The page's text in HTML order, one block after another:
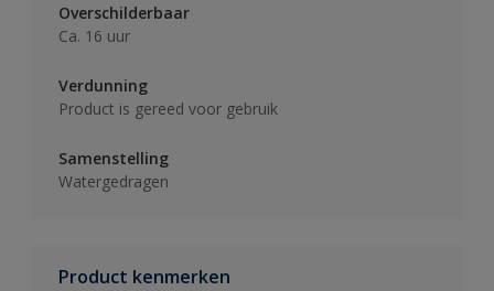
Overschilderbaar
Ca. 16 uur
Verdunning
Product is gereed voor gebruik
Samenstelling
Watergedragen
Product kenmerken